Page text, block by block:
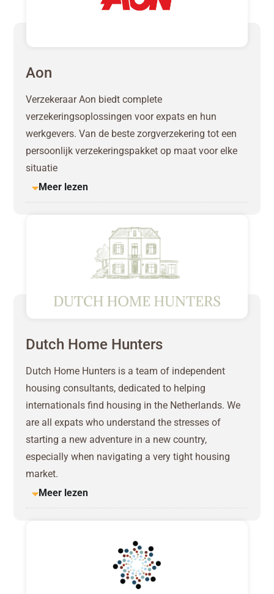
Aon
Verzekeraar Aon biedt complete
verzekeringsoplossingen voor expats en hun
werkgevers. Van de beste zorgverzekering tot een
persoonlijk verzekeringspakket op maat voor elke
situatie
Meer lezen
Dutch Home Hunters
Dutch Home Hunters is a team of independent
housing consultants, dedicated to helping
internationals find housing in the Netherlands. We
are all expats who understand the stresses of
starting a new adventure in a new country,
especially when navigating a very tight housing
market.
Meer lezen